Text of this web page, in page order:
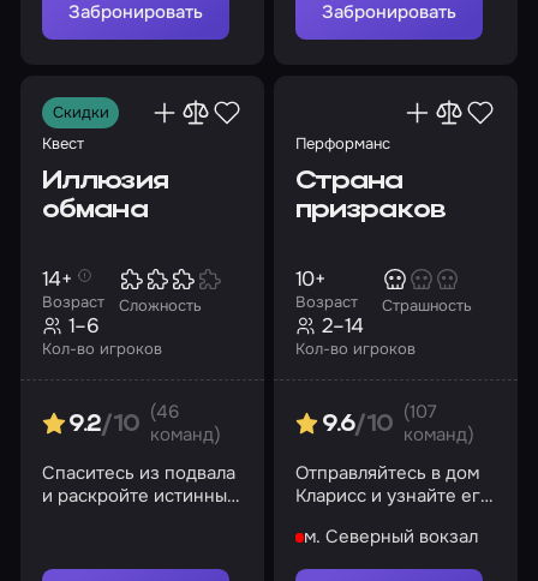
Забронировать Забронировать
Скидки
Квест
Иллюзия
обмана
Возраст
14+
Сложность
Кол-во игроков
1–6
9.2/10
(46
команд)
Спаситесь из подвала
и раскройте истинные
Перформанс
Страна
призраков
Возраст
10+
Страшность
Кол-во игроков
2–14
9.6/10
(107
команд)
Отправляйтесь в дом
Кларисс и узнайте его
м. Северный вокзал